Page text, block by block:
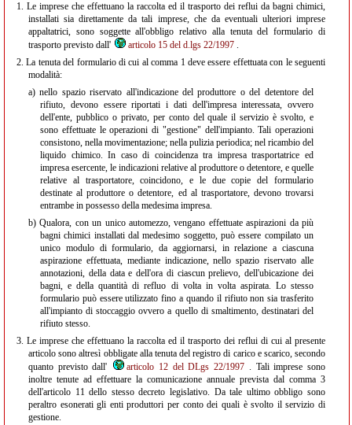
1. Le imprese che effettuano la raccolta ed il trasporto dei reflui da bagni chimici,
installati sia direttamente da tali imprese, che da eventuali ulteriori imprese
appaltatrici, sono soggette all'obbligo relativo alla tenuta del formulario di
trasporto previsto dall'
articolo 15 del d.lgs 22/1997 .
2.La tenuta del formulario di cui al comma 1 deve essere effettuata con le seguenti
modalità:
a) nello spazio riservato all'indicazione del produttore o del detentore del
rifiuto, devono essere riportati i dati dell'impresa interessata, ovvero
dell'ente, pubblico o privato, per conto del quale il servizio è svolto, e
sono effettuate le operazioni di "gestione" dell'impianto. Tali operazioni
consistono, nella movimentazione; nella pulizia periodica; nel ricambio del
liquido chimico. In caso di coincidenza tra impresa trasportatrice ed
impresa esercente, le indicazioni relative al produttore o detentore, e quelle
relative al trasportatore, coincidono, e le due copie del formulario
destinate al produttore o detentore, ed al trasportatore, devono trovarsi
entrambe in possesso della medesima impresa.
b) Qualora, con un unico automezzo, vengano effettuate aspirazioni da più
bagni chimici installati dal medesimo soggetto, può essere compilato un
unico modulo di formulario, da aggiornarsi, in relazione a ciascuna
aspirazione effettuata, mediante indicazione, nello spazio riservato alle
annotazioni, della data e dell'ora di ciascun prelievo, dell'ubicazione dei
bagni, e della quantità di refluo di volta in volta aspirata. Lo stesso
formulario può essere utilizzato fino a quando il rifiuto non sia trasferito
all'impianto di stoccaggio ovvero a quello di smaltimento, destinatari del
rifiuto stesso.
3. Le imprese che effettuano la raccolta ed il trasporto dei reflui di cui al presente
articolo sono altresì obbligate alla tenuta del registro di carico e scarico, secondo
quanto previsto dall'
articolo 12 del DLgs 22/1997 . Tali imprese sono
inoltre tenute ad effettuare la comunicazione annuale prevista dal comma 3
dell'articolo 11 dello stesso decreto legislativo. Da tale ultimo obbligo sono
peraltro esonerati gli enti produttori per conto dei quali è svolto il servizio di
gestione.